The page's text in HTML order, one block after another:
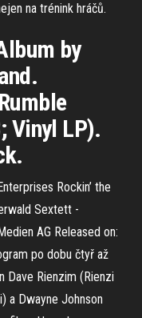
na trénink hráčů.
by
Vinyl LP).
Rockin’ the
Sextett -
AG Released on:
po dobu čtyř až
Dave Rienzim (Rienzi
a Dwayne Johnson